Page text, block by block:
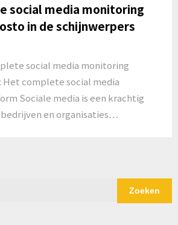
social media monitoring
in de schijnwerpers
social media monitoring
Het complete social media
Sociale media is een krachtig
en organisaties…
Zoeken